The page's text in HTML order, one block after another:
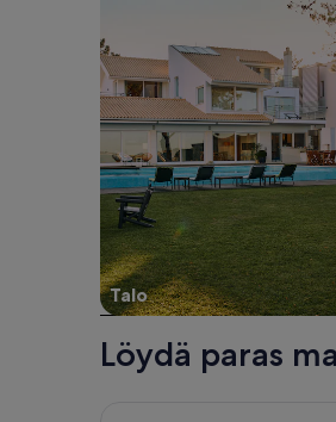
Talo
Löydä paras